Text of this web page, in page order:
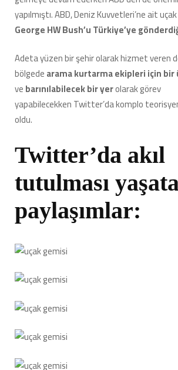
yapılmıştı. ABD, Deniz Kuvvetleri’ne ait
George HW Bush’u Türkiye’ye
Adeta yüzen bir şehir olarak hizmet veren
bölgedearama kurtarma ekipleri için bir
vebarınılabilecek bir yerolarak görev
yapabilecekken Twitter’da komplo
oldu.
Twitter’da akıl
tutulması
paylaşımlar: